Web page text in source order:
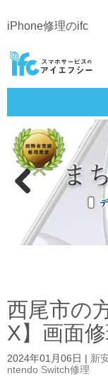
iPhone修理のifc
西尾市の
X】画面
2024年01月06日 新
ntendo Switch修理